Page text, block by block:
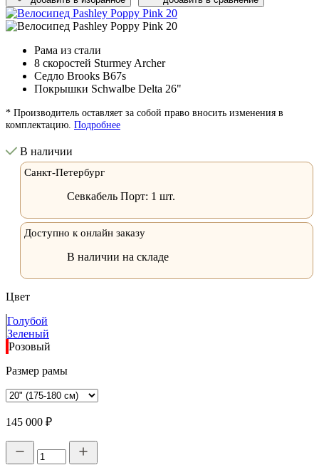
Рама из стали
8 скоростей Sturmey Archer
Седло Brooks B67s
Покрышки Schwalbe Delta 26"
* Производитель оставляет за собой право вносить изменения в
комплектацию. Подробнее
В наличии
Санкт-Петербург
Севкабель Порт: 1 шт.
Доступно к онлайн заказу
В наличии на складе
Цвет
Голубой
Зеленый
Розовый
Размер рамы
145 000 ₽